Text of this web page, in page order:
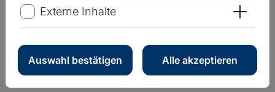
Zurück zur Übersicht
Externe Inhalte
Öffnen
Auswahl bestätigen Alle akzeptieren